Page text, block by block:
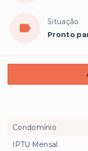
Situação
Pronto
Condomínio
IPTU Mensal